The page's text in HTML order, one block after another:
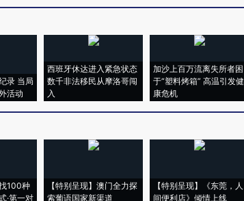
录 当局
活动
西班牙休达进入紧急状态
数千非法移民从摩洛哥闯
入
加沙上百万流离失所者困
于“塑料烤箱” 高温引发健
康危机
100种
·第一对
【特别呈现】澳门全力探
索葡语国家新渠道
【特别呈现】《东莞，人
间便利店》倾情上线